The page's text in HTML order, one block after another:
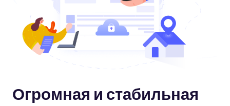
Огромная и стабильная